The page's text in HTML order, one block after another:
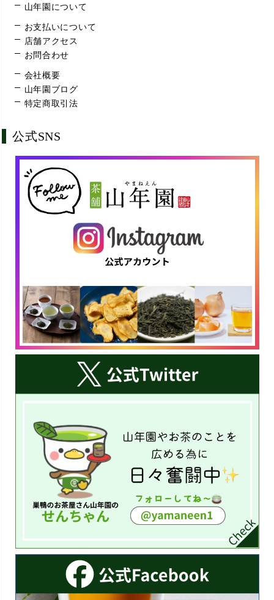
山年園について
お支払いについて
店舗アクセス
お問合わせ
会社概要
山年園ブログ
特定商取引法
公式SNS